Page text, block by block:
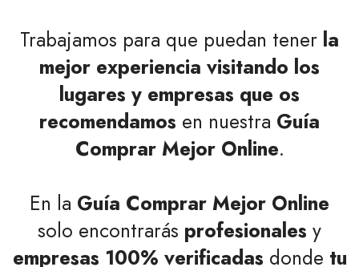
Trabajamos para que puedan tener la
mejor experiencia visitando los
lugares y empresas que os
recomendamos en nuestra Guía
Comprar Mejor Online.
En la Guía Comprar Mejor Online
solo encontrarás profesionales y
empresas 100% verificadas donde tu